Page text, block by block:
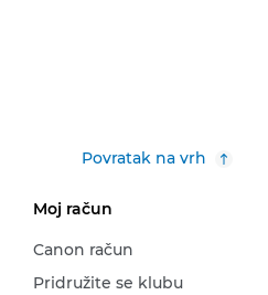
Povratak na vrh
Moj račun
Canon račun
Pridružite se klubu